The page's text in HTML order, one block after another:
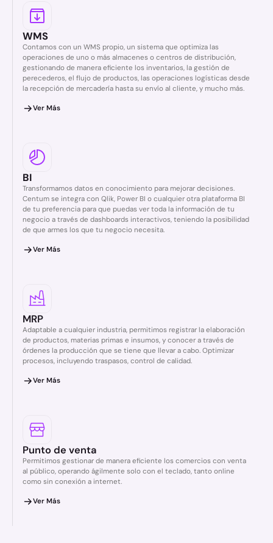
WMS
Contamos con un WMS propio, un sistema que optimiza las
operaciones de uno o más almacenes o centros de distribución,
gestionando de manera eficiente los inventarios, la gestión de
perecederos, el flujo de productos, las operaciones logísticas desde
la recepción de mercadería hasta su envío al cliente, y mucho más.
Ver Más
BI
Transformamos datos en conocimiento para mejorar decisiones.
Centum se integra con Qlik, Power BI o cualquier otra plataforma BI
de tu preferencia para que puedas ver toda la información de tu
negocio a través de dashboards interactivos, teniendo la posibilidad
de que armes los que tu negocio necesita.
Ver Más
MRP
Adaptable a cualquier industria, permitimos registrar la elaboración
de productos, materias primas e insumos, y conocer a través de
órdenes la producción que se tiene que llevar a cabo. Optimizar
procesos, incluyendo traspasos, control de calidad.
Ver Más
Punto de venta
Permitimos gestionar de manera eficiente los comercios con venta
al público, operando ágilmente solo con el teclado, tanto online
como sin conexión a internet.
Ver Más